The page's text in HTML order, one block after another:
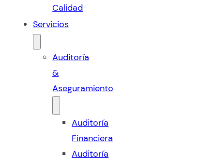
Calidad
Servicios
Auditoría
&
Aseguramiento
Auditoría
Financiera
Auditoría